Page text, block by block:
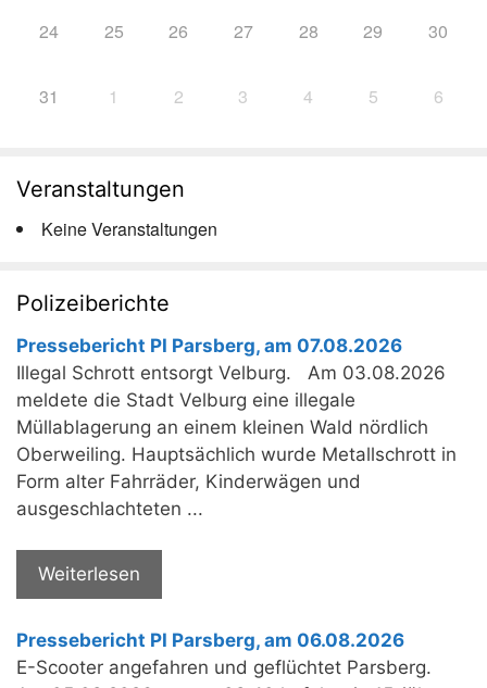
24 25 26 27 28 29 30
31 1 2 3 4 5 6
Veranstaltungen
Keine Veranstaltungen
Polizeiberichte
Pressebericht PI Parsberg, am 07.08.2026
Illegal Schrott entsorgt Velburg. Am 03.08.2026
meldete die Stadt Velburg eine illegale
Müllablagerung an einem kleinen Wald nördlich
Oberweiling. Hauptsächlich wurde Metallschrott in
Form alter Fahrräder, Kinderwägen und
ausgeschlachteten ...
Weiterlesen
Pressebericht PI Parsberg, am 06.08.2026
E-Scooter angefahren und geflüchtet Parsberg.